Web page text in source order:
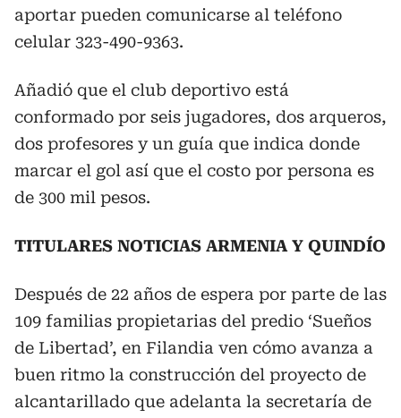
aportar pueden comunicarse al teléfono
celular 323-490-9363.
Añadió que el club deportivo está
conformado por seis jugadores, dos arqueros,
dos profesores y un guía que indica donde
marcar el gol así que el costo por persona es
de 300 mil pesos.
TITULARES NOTICIAS ARMENIA Y QUINDÍO
Después de 22 años de espera por parte de las
109 familias propietarias del predio ‘Sueños
de Libertad’, en Filandia ven cómo avanza a
buen ritmo la construcción del proyecto de
alcantarillado que adelanta la secretaría de